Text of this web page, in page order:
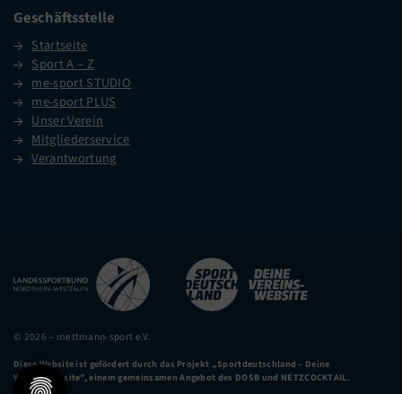
Geschäftsstelle
Startseite
Sport A – Z
me-sport STUDIO
me-sport PLUS
Unser Verein
Mitgliederservice
Verantwortung
© 2026 – mettmann-sport e.V.
Diese Website ist gefördert durch das Projekt „Sportdeutschland – Deine
Vereinswebsite”, einem gemeinsamen Angebot des DOSB und NETZCOCKTAIL.